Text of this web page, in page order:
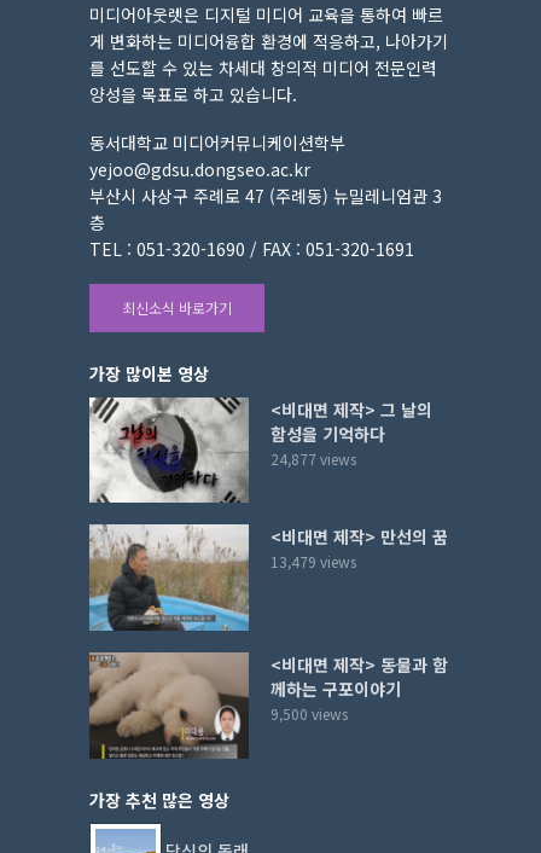
미디어아웃렛은 디지털 미디어 교육을 통하여 빠르
게 변화하는 미디어융합 환경에 적응하고, 나아가기
를 선도할 수 있는 차세대 창의적 미디어 전문인력
양성을 목표로 하고 있습니다.
동서대학교 미디어커뮤니케이션학부
yejoo@gdsu.dongseo.ac.kr
부산시 사상구 주례로 47 (주례동) 뉴밀레니엄관 3
층
TEL : 051-320-1690 / FAX : 051-320-1691
최신소식 바로가기
가장 많이본 영상
<비대면 제작> 그 날의
함성을 기억하다
24,877 views
<비대면 제작> 만선의 꿈
13,479 views
<비대면 제작> 동물과 함
께하는 구포이야기
9,500 views
가장 추천 많은 영상